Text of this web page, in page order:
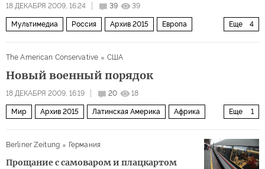
18 ДЕКАБРЯ 2009, 16:24 39 39
Еще 4
Мультимедиа Россия Архив 2015 Европа
The American Conservative США
Новый военный порядок
18 ДЕКАБРЯ 2009, 16:19 20 18
Еще 1
Мир Архив 2015 Латинская Америка Африка
Berliner Zeitung
Германия
Прощание с самоваром и плацкартом